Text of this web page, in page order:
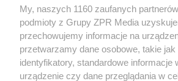
Żaden utwór zamieszczony w serwisie nie
rozpowszechniany lub dalej
(w tym także elektroniczny lub mechaniczny)
eksploatacji w jakiejkolwiek formie, włącznie z
Internecie bez pisemnej zgody właściciela
lub wykorzystanie utworów w całości lub w
prawa, tzn. bez właściwej zgody, jest
może być ścigane prawnie.
My, naszych 1160 zaufanych
podmioty z Grupy ZPR Media
przechowujemy informacje na
przetwarzamy dane osobowe, takie jak
identyfikatory, standardowe informacje
urządzenie czy dane przeglądania w